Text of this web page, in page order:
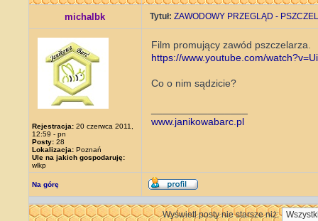
michalbk Tytuł: ZAWODOWY PRZEGLĄD -
Rejestracja: 20 czerwca 2011,
12:59 - pn
Posty: 28
Lokalizacja: Poznań
Ule na jakich gospodaruję:
wlkp
Film promujący zawód pszczelarza.
https://www.youtube.com/
Co o nim sądzicie?
www.janikowabarc.pl
Na górę
Wyświetl posty nie starsze niż: